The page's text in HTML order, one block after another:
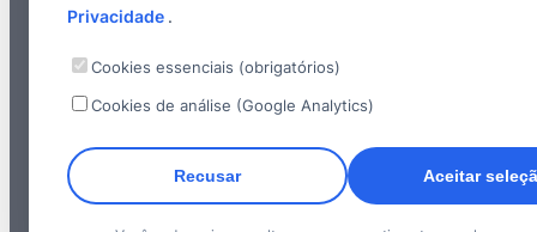
Privacidade .
Cookies essenciais (obrigatórios)
Cookies de análise (Google Analytics)
Recusar Aceitar